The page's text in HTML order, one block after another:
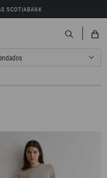
SCOTIABANK